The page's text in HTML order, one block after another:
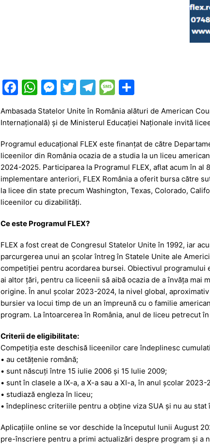
F
c
e
b
o
o
k
W
at
A
p
p
M
s
e
n
g
er
T
w
itt
T
e
a
m
M
e
s
a
g
e
P
ar
ta
a
z
ă
Ambasada Statelor Unite în România alături de American
Internațională) și de Ministerul Educației Naționale invită
Programul educațional FLEX este finanțat de către
liceenilor din România ocazia de a studia la un liceu
2024-2025. Participarea la Programul FLEX, aflat acum în al
implementare anteriori, FLEX România a oferit bursa către
la licee din state precum Washington, Texas, Colorado,
liceenilor cu dizabilități.
Ce este Programul FLEX?
FLEX a fost creat de Congresul Statelor Unite în 1992, iar
parcurgerea unui an școlar întreg în Statele Unite ale
competiției pentru acordarea bursei. Obiectivul
ai altor țări, pentru ca liceenii să aibă ocazia de a învăța
origine. În anul școlar 2023-2024, la nivel global,
bursier va locui timp de un an împreună cu o familie
program. La întoarcerea în România, anul de liceu petrecut
Criterii de eligibilitate:
Competiția este deschisă liceenilor care îndeplinesc
• au cetățenie română;
• sunt născuți între 15 iulie 2006 și 15 Iulie 2009;
• sunt în clasele a IX-a, a X-a sau a XI-a, în anul școlar 2023-
• studiază engleza în liceu;
• îndeplinesc criteriile pentru a obține viza SUA și nu au
Aplicațiile online se vor deschide la începutul lunii August
pre-înscriere pentru a primi actualizări despre program și a